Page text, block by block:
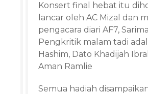
Konsert final hebat itu
lancar oleh AC Mizal dan
pengacara diari AF7,
Pengkritik malam tadi
Hashim, Dato Khadijah
Aman Ramlie
Semua hadiah